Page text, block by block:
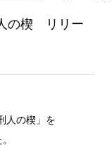
の楔 リリー
人の楔」を